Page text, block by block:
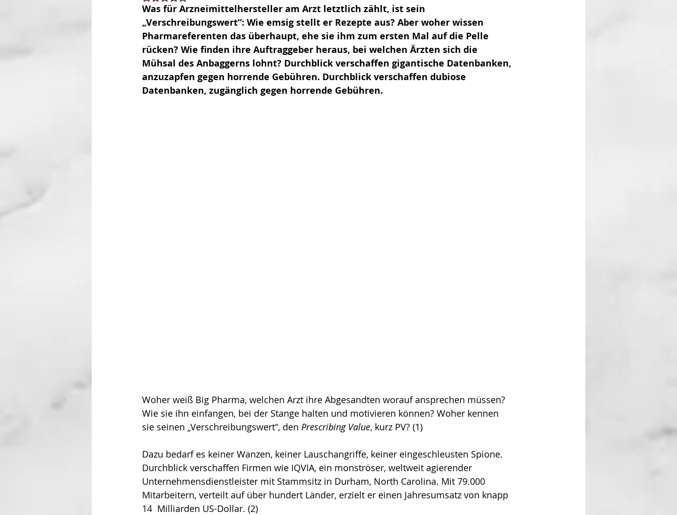
Was für Arzneimittelhersteller am Arzt letztlich zählt, ist sein
„Verschreibungswert“: Wie emsig stellt er Rezepte aus? Aber woher wissen
Pharmareferenten das überhaupt, ehe sie ihm zum ersten Mal auf die Pelle
rücken? Wie finden ihre Auftraggeber heraus, bei welchen Ärzten sich die
Mühsal des Anbaggerns lohnt? Durchblick verschaffen gigantische Datenbanken,
anzuzapfen gegen horrende Gebühren. Durchblick verschaffen dubiose
Datenbanken, zugänglich gegen horrende Gebühren.
Woher weiß Big Pharma, welchen Arzt ihre Abgesandten worauf ansprechen müssen?
Wie sie ihn einfangen, bei der Stange halten und motivieren können? Woher kennen
sie seinen „Verschreibungswert“, den Prescribing Value, kurz PV? (1)
Dazu bedarf es keiner Wanzen, keiner Lauschangriffe, keiner eingeschleusten Spione.
Durchblick verschaffen Firmen wie IQVIA, ein monströser, weltweit agierender
Unternehmensdienstleister mit Stammsitz in Durham, North Carolina. Mit 79.000
Mitarbeitern, verteilt auf über hundert Länder, erzielt er einen Jahresumsatz von knapp
14  Milliarden US-Dollar. (2)